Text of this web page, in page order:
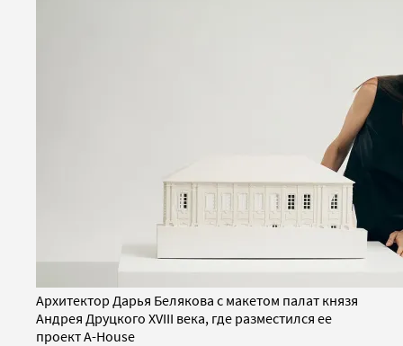
Архитектор Дарья Белякова с макетом палат князя
Андрея Друцкого XVIII века, где разместился ее
проект A-House